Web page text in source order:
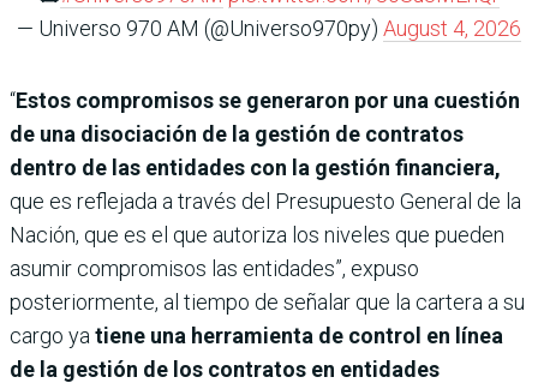
— Universo 970 AM (@Universo970py) August 4, 2026
“Estos compromisos se generaron por una cuestión
de una disociación de la gestión de contratos
dentro de las entidades con la gestión financiera,
que es reflejada a través del Presupuesto General de la
Nación, que es el que autoriza los niveles que pueden
asumir compromisos las entidades”, expuso
posteriormente, al tiempo de señalar que la cartera a su
cargo ya tiene una herramienta de control en línea
de la gestión de los contratos en entidades